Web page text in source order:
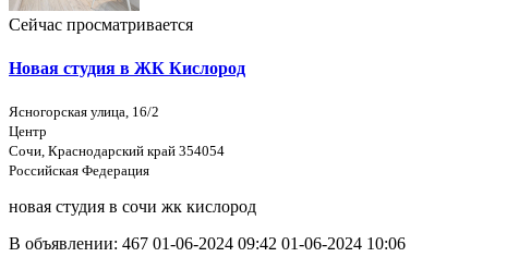
Сейчас просматривается
Новая студия в ЖК Кислород
Ясногорская улица, 16/2
Центр
Сочи, Краснодарский край 354054
Российская Федерация
новая студия в сочи жк кислород
В объявлении: 467 01-06-2024 09:42 01-06-2024 10:06